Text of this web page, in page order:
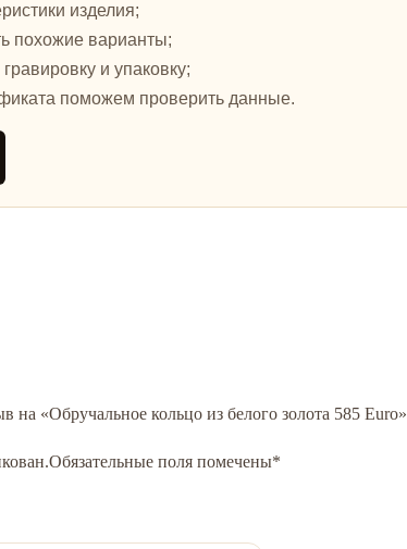
изделия;
похожие варианты;
и упаковку;
поможем проверить данные.
на «Обручальное кольцо из белого золота 585 Euro»
Обязательные поля помечены*